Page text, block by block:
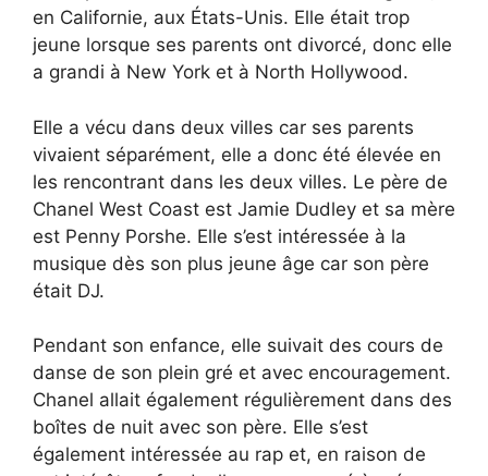
en Californie, aux États-Unis. Elle était trop
jeune lorsque ses parents ont divorcé, donc elle
a grandi à New York et à North Hollywood.
Elle a vécu dans deux villes car ses parents
vivaient séparément, elle a donc été élevée en
les rencontrant dans les deux villes. Le père de
Chanel West Coast est Jamie Dudley et sa mère
est Penny Porshe. Elle s’est intéressée à la
musique dès son plus jeune âge car son père
était DJ.
Pendant son enfance, elle suivait des cours de
danse de son plein gré et avec encouragement.
Chanel allait également régulièrement dans des
boîtes de nuit avec son père. Elle s’est
également intéressée au rap et, en raison de